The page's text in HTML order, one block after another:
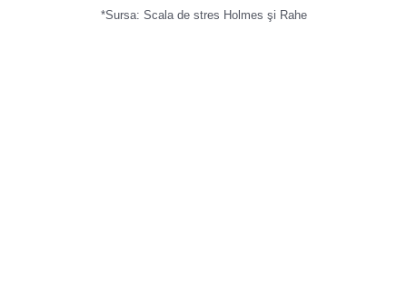
*Sursa: Scala de stres Holmes şi Rahe